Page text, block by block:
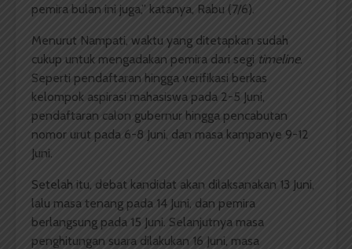
pemira bulan ini juga,” katanya, Rabu (7/6).
Menurut Nampati, waktu yang ditetapkan sudah
cukup untuk mengadakan pemira dari segi timeline.
Seperti pendaftaran hingga verifikasi berkas
kelompok aspirasi mahasiswa pada 2-5 Juni,
pendaftaran calon gubernur hingga pencabutan
nomor urut pada 6-8 Juni, dan masa kampanye 9-12
Juni.
Setelah itu, debat kandidat akan dilaksanakan 13 Juni,
lalu masa tenang pada 14 Juni, dan pemira
berlangsung pada 15 Juni. Selanjutnya masa
penghitungan suara dilakukan 16 Juni, masa